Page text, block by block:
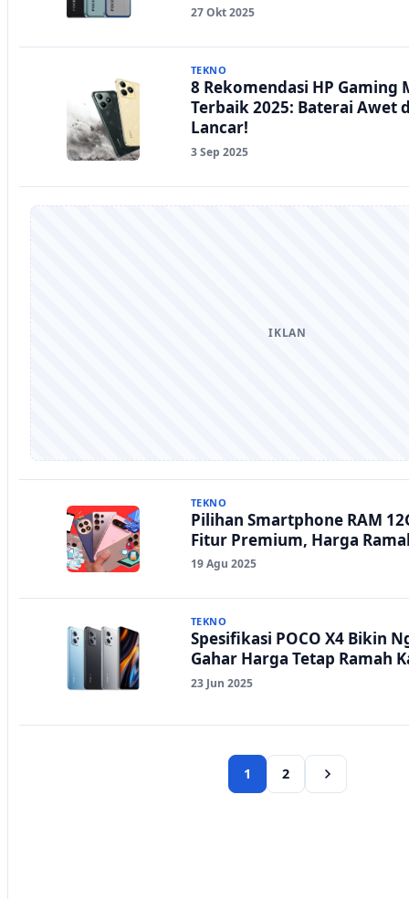
27 Okt 2025
TEKNO
8 Rekomendasi HP Gaming
Terbaik 2025: Baterai Awet
Lancar!
3 Sep 2025
IKLAN
TEKNO
Pilihan Smartphone RAM
Fitur Premium, Harga
19 Agu 2025
TEKNO
Spesifikasi POCO X4 Bikin
Gahar Harga Tetap Ramah
23 Jun 2025
1 2